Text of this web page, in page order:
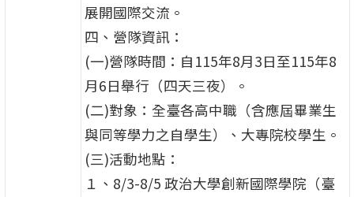
展開國際交流。
四、營隊資訊：
(一)營隊時間：自115年8月3日至115年8
月6日舉行（四天三夜）。
(二)對象：全臺各高中職（含應屆畢業生
與同等學力之自學生）、大專院校學生。
(三)活動地點：
１、8/3-8/5 政治大學創新國際學院（臺